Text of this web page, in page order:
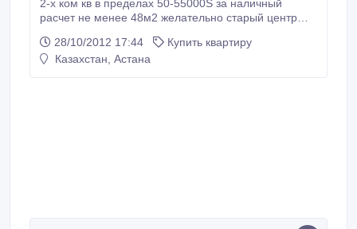
2-х ком кв в пределах 50-55000S за наличный
расчет не менее 48м2 желательно старый центр
предлагать.
28/10/2012 17:44
Купить квартиру
Казахстан, Астана